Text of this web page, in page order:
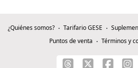
¿Quiénes somos? Tarifario GESE
Puntos de venta
Términos y